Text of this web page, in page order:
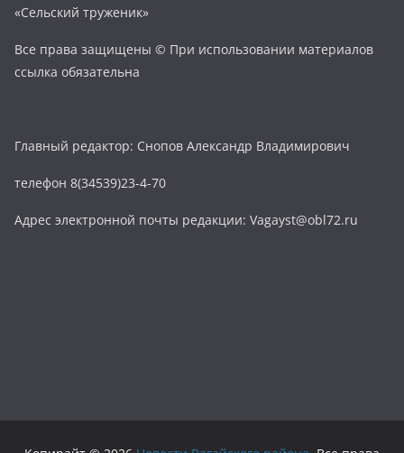
«Сельский труженик»
Все права защищены © При использовании материалов
ссылка обязательна
Главный редактор: Снопов Александр Владимирович
телефон 8(34539)23-4-70
Адрес электронной почты редакции: Vagayst@obl72.ru